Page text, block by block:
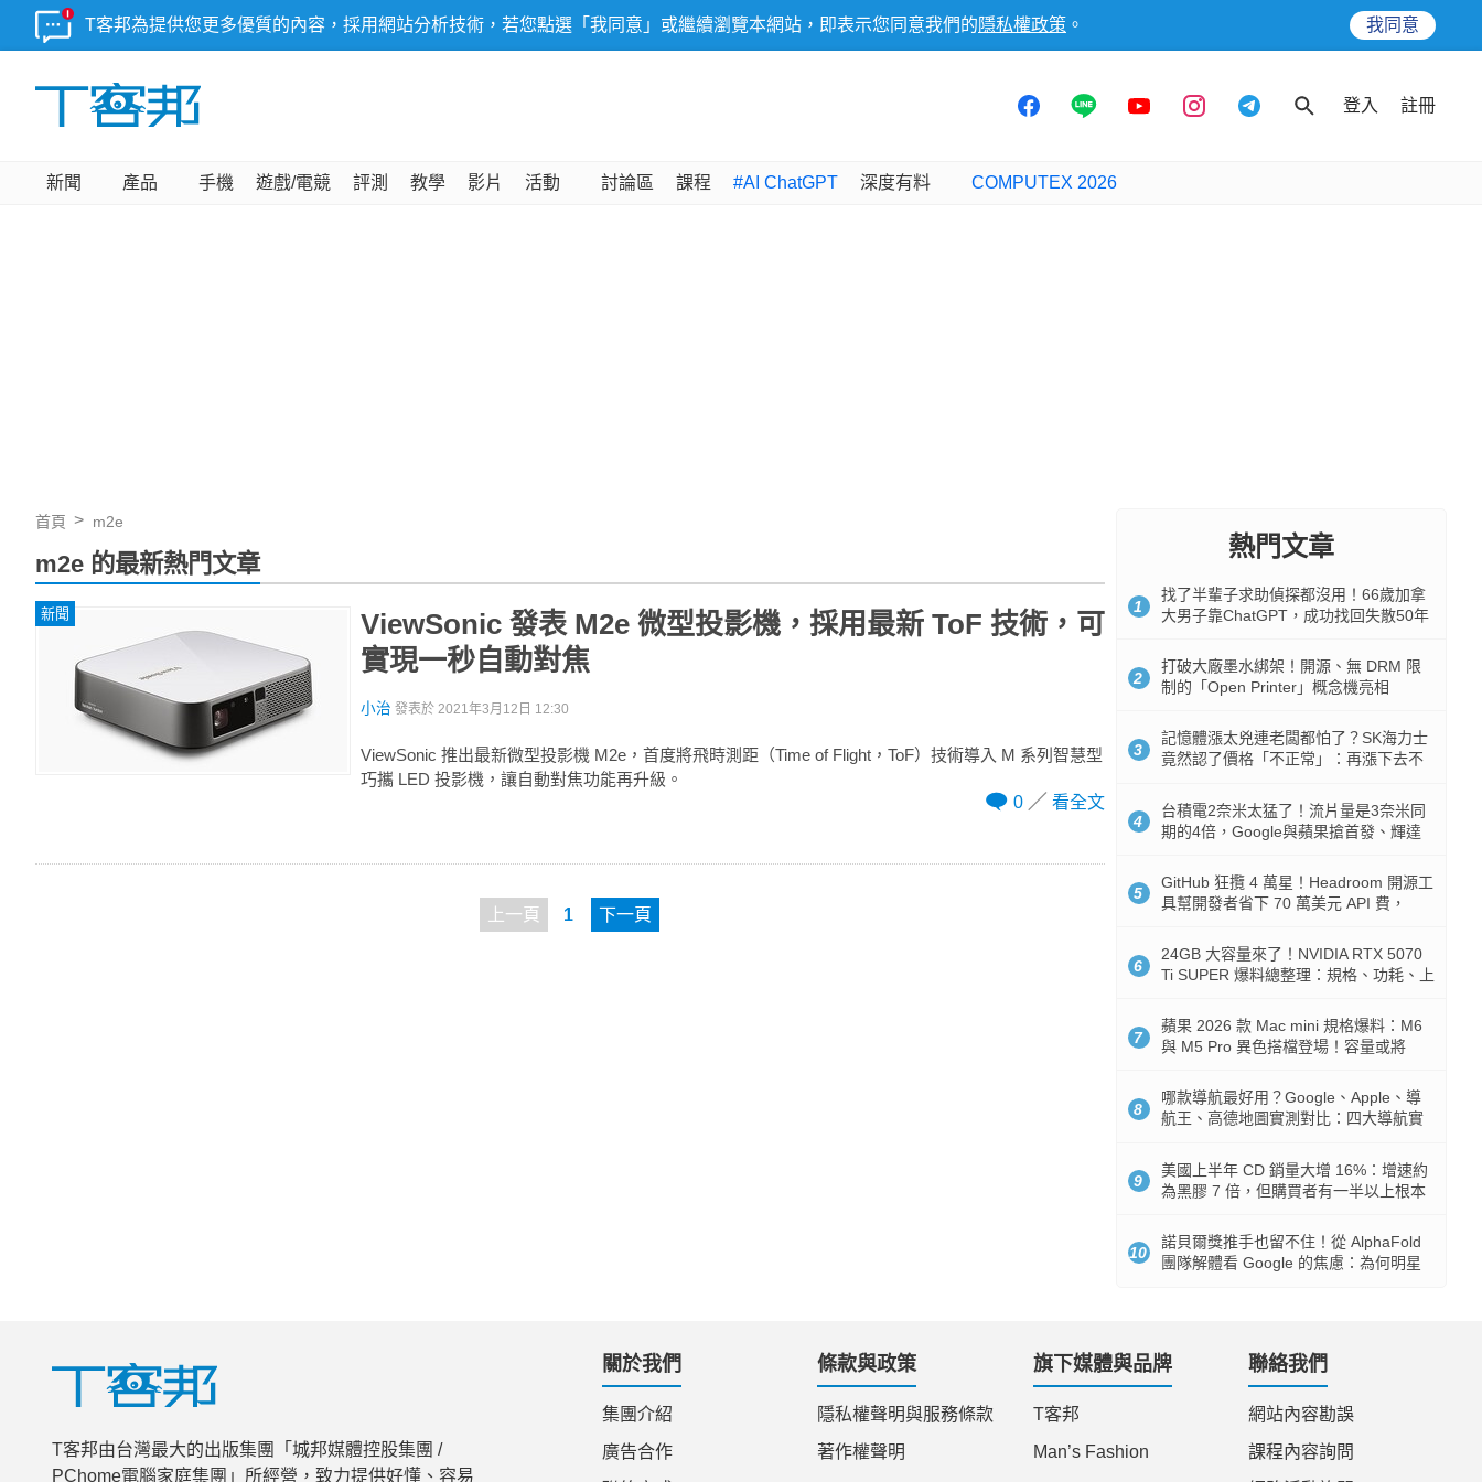
T客邦為提供您更多優質的內容，採用網站分析技術，若您點選「我同意」或繼續瀏覽本網站，即表示您同意我們的 隱私權政策 。 我同意
登入 註冊
新聞 產品 手機 遊戲/電競 評測 教學 影片 活動 討論區 課程 #AI ChatGPT 深度有料 COMPUTEX 2026
首頁 m2e
m2e 的最新熱門文章
新聞
ViewSonic 發表 M2e 微型投影機，採用最新 ToF 技術，可
實現一秒自動對焦
小治 發表於 2021年3月12日 12:30
ViewSonic 推出最新微型投影機 M2e，首度將飛時測距（Time of Flight，ToF）技術導入 M 系列智慧型
巧攜 LED 投影機，讓自動對焦功能再升級。
0
看全文
上一頁 1 下一頁
熱門文章
1
找了半輩子求助偵探都沒用！66歲加拿
大男子靠ChatGPT，成功找回失散50年
2
打破大廠墨水綁架！開源、無 DRM 限
制的「Open Printer」概念機亮相
3
記憶體漲太兇連老闆都怕了？SK海力士
竟然認了價格「不正常」：再漲下去不
4
台積電2奈米太猛了！流片量是3奈米同
期的4倍，Google與蘋果搶首發、輝達
5
GitHub 狂攬 4 萬星！Headroom 開源工
具幫開發者省下 70 萬美元 API 費，
6
24GB 大容量來了！NVIDIA RTX 5070
Ti SUPER 爆料總整理：規格、功耗、上
7
蘋果 2026 款 Mac mini 規格爆料：M6
與 M5 Pro 異色搭檔登場！容量或將
8
哪款導航最好用？Google、Apple、導
航王、高德地圖實測對比：四大導航實
9
美國上半年 CD 銷量大增 16%：增速約
為黑膠 7 倍，但購買者有一半以上根本
10
諾貝爾獎推手也留不住！從 AlphaFold
團隊解體看 Google 的焦慮：為何明星
T客邦由台灣最大的出版集團「城邦媒體控股集團 /
PChome電腦家庭集團」所經營，致力提供好懂、容易
關於我們
集團介紹
廣告合作
條款與政策
隱私權聲明與服務條款
著作權聲明
旗下媒體與品牌
T客邦
Man’s Fashion
聯絡我們
網站內容勘誤
課程內容詢問